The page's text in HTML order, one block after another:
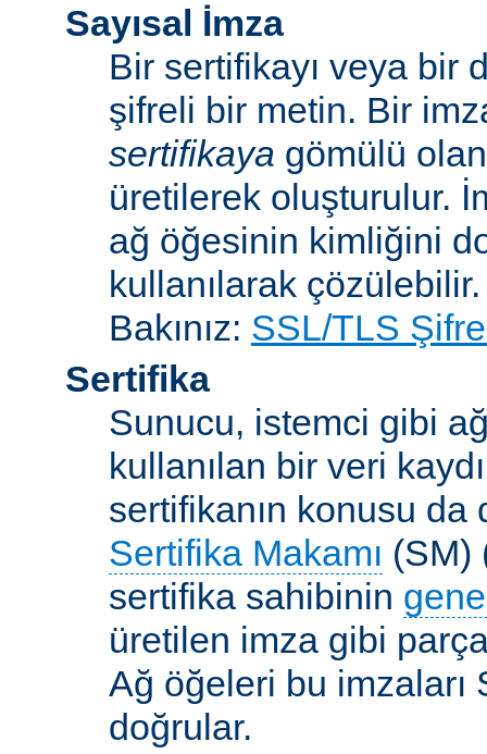
Sayısal İmza
Bir sertifikayı veya bir
şifreli bir metin. Bir
sertifikaya gömülü
üretilerek oluşturulur.
ağ öğesinin kimliğini
kullanılarak çözülebilir.
Bakınız: SSL/TLS
Sertifika
Sunucu, istemci gibi
kullanılan bir veri
sertifikanın konusu da
Sertifika Makamı (SM)
sertifika sahibinin
üretilen imza gibi
Ağ öğeleri bu imzaları
doğrular.